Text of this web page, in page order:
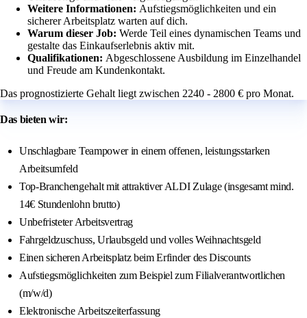
Weitere Informationen: Aufstiegsmöglichkeiten und ein
sicherer Arbeitsplatz warten auf dich.
Warum dieser Job: Werde Teil eines dynamischen Teams und
gestalte das Einkaufserlebnis aktiv mit.
Qualifikationen: Abgeschlossene Ausbildung im Einzelhandel
und Freude am Kundenkontakt.
Das prognostizierte Gehalt liegt zwischen 2240 - 2800 € pro Monat.
Das bieten wir:
Unschlagbare Teampower in einem offenen, leistungsstarken
Arbeitsumfeld
Top-Branchengehalt mit attraktiver ALDI Zulage (insgesamt mind.
14€ Stundenlohn brutto)
Unbefristeter Arbeitsvertrag
Fahrgeldzuschuss, Urlaubsgeld und volles Weihnachtsgeld
Einen sicheren Arbeitsplatz beim Erfinder des Discounts
Aufstiegsmöglichkeiten zum Beispiel zum Filialverantwortlichen
(m/w/d)
Elektronische Arbeitszeiterfassung